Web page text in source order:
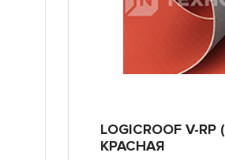
LOGICROOF V-
КРАСНАЯ